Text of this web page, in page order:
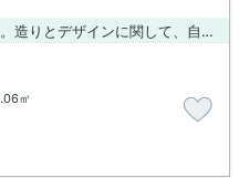
この物件は駅から徒歩5分の物件です。造りとデザインに関して、自信をもって情報を提供できるマンションです。エレベーター付きの物件です。出町柳近辺でのお部屋探しなら、075-406-0007またはinfo@arch-koba.comまでお問い合わせ下さい。当社が住まい探しをお手伝い致します。
㎡